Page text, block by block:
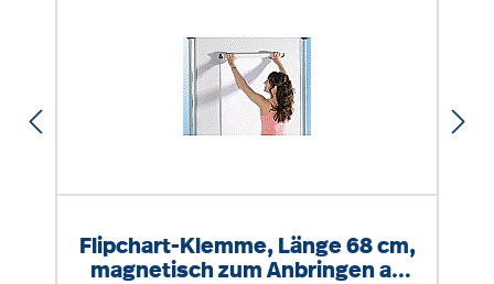
Flipchart-Klemme, Länge 68 cm,
magnetisch zum Anbringen an